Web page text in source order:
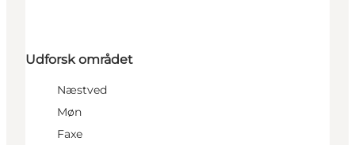
Udforsk området
Næstved
Møn
Faxe